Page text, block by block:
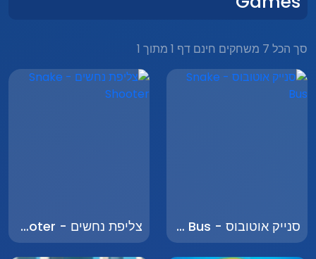
סך הכל 7 משחקים חינם דף 1 מתוך 1
סנייק אוטובוס - Snake Bus צליפת נחשים - Snake Shooter